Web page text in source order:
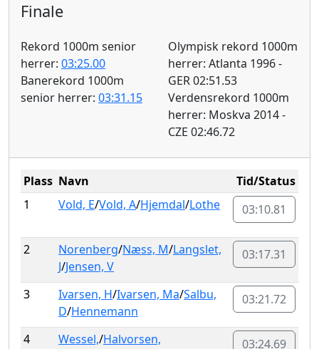
Finale
Rekord 1000m senior
herrer: 03:25.00
Banerekord 1000m
senior herrer: 03:31.15
Olympisk rekord 1000m
herrer: Atlanta 1996 -
GER 02:51.53
Verdensrekord 1000m
herrer: Moskva 2014 -
CZE 02:46.72
Plass Navn
Tid/Status
1
Vold, E/Vold, A/Hjemdal/Lothe 03:10.81
2 Norenberg/Næss, M/Langslet,
J/Jensen, V
03:17.31
3 Ivarsen, H/Ivarsen, Ma/Salbu,
D/Hennemann
03:21.72
4 Wessel,/Halvorsen,
03:24.69